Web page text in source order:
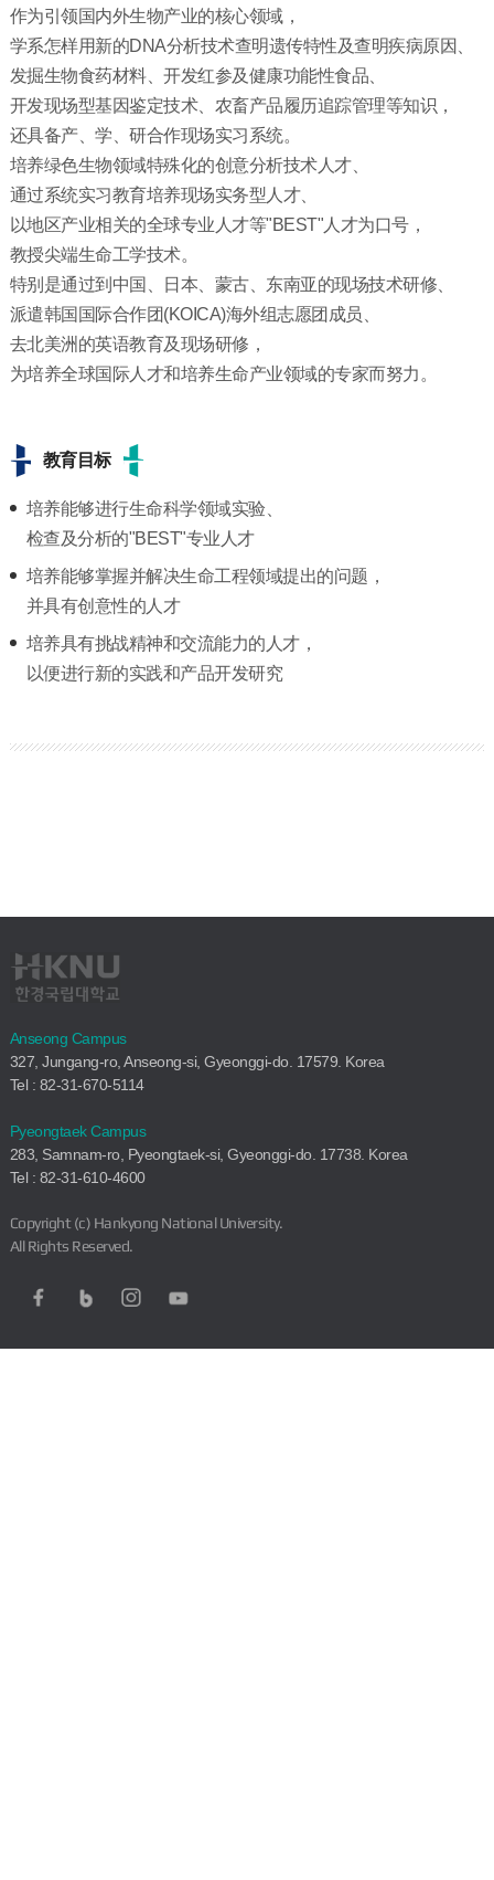
作为引领国内外生物产业的核心领域，
学系怎样用新的DNA分析技术查明遗传特性及查明疾病原因、
发掘生物食药材料、开发红参及健康功能性食品、
开发现场型基因鉴定技术、农畜产品履历追踪管理等知识，
还具备产、学、研合作现场实习系统。
培养绿色生物领域特殊化的创意分析技术人才、
通过系统实习教育培养现场实务型人才、
以地区产业相关的全球专业人才等"BEST"人才为口号，
教授尖端生命工学技术。
特别是通过到中国、日本、蒙古、东南亚的现场技术研修、
派遣韩国国际合作团(KOICA)海外组志愿团成员、
去北美洲的英语教育及现场研修，
为培养全球国际人才和培养生命产业领域的专家而努力。
教育目标
培养能够进行生命科学领域实验、
检查及分析的"BEST"专业人才
培养能够掌握并解决生命工程领域提出的问题，
并具有创意性的人才
培养具有挑战精神和交流能力的人才，
以便进行新的实践和产品开发研究
Anseong Campus
327, Jungang-ro, Anseong-si, Gyeonggi-do. 17579. Korea
Tel : 82-31-670-5114
Pyeongtaek Campus
283, Samnam-ro, Pyeongtaek-si, Gyeonggi-do. 17738. Korea
Tel : 82-31-610-4600
Copyright (c) Hankyong National University.
All Rights Reserved.